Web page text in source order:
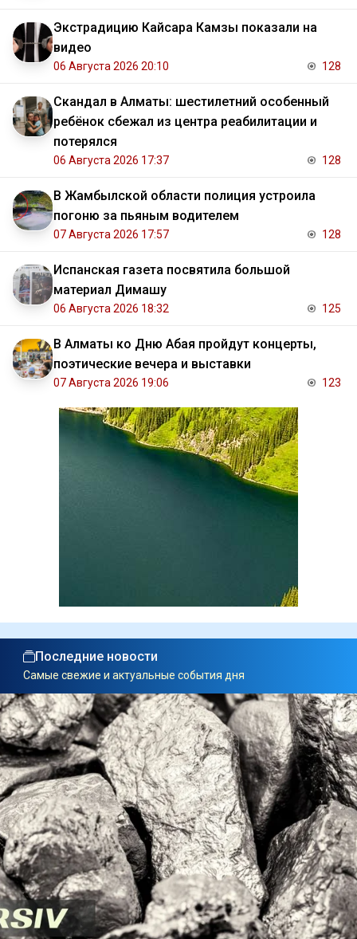
Экстрадицию Кайсара Камзы показали на
видео
06 Августа 2026 20:10 128
Скандал в Алматы: шестилетний особенный
ребёнок сбежал из центра реабилитации и
потерялся
06 Августа 2026 17:37 128
В Жамбылской области полиция устроила
погоню за пьяным водителем
07 Августа 2026 17:57 128
Испанская газета посвятила большой
материал Димашу
06 Августа 2026 18:32 125
В Алматы ко Дню Абая пройдут концерты,
поэтические вечера и выставки
07 Августа 2026 19:06 123
Последние новости
Самые свежие и актуальные события дня